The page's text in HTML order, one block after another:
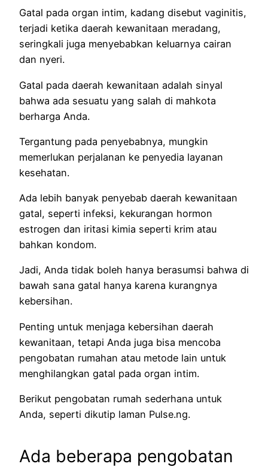
Gatal pada organ intim, kadang disebut vaginitis,
terjadi ketika daerah kewanitaan meradang,
seringkali juga menyebabkan keluarnya cairan
dan nyeri.
Gatal pada daerah kewanitaan adalah sinyal
bahwa ada sesuatu yang salah di mahkota
berharga Anda.
Tergantung pada penyebabnya, mungkin
memerlukan perjalanan ke penyedia layanan
kesehatan.
Ada lebih banyak penyebab daerah kewanitaan
gatal, seperti infeksi, kekurangan hormon
estrogen dan iritasi kimia seperti krim atau
bahkan kondom.
Jadi, Anda tidak boleh hanya berasumsi bahwa di
bawah sana gatal hanya karena kurangnya
kebersihan.
Penting untuk menjaga kebersihan daerah
kewanitaan, tetapi Anda juga bisa mencoba
pengobatan rumahan atau metode lain untuk
menghilangkan gatal pada organ intim.
Berikut pengobatan rumah sederhana untuk
Anda, seperti dikutip laman Pulse.ng.
Ada beberapa pengobatan